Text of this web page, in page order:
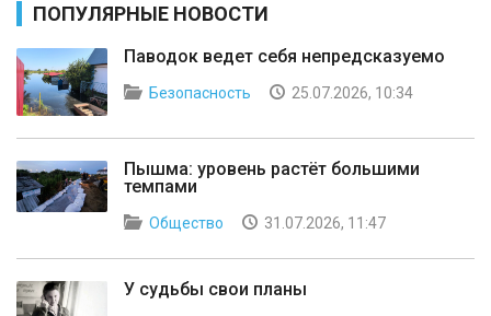
ПОПУЛЯРНЫЕ НОВОСТИ
Паводок ведет себя непредсказуемо
Безопасность 25.07.2026, 10:34
Пышма: уровень растёт большими
темпами
Общество 31.07.2026, 11:47
У судьбы свои планы